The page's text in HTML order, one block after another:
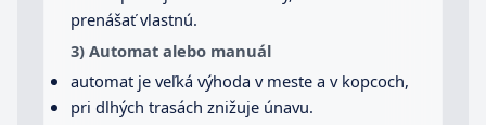
prenášať vlastnú.
3) Automat alebo manuál
automat je veľká výhoda v meste a v kopcoch,
pri dlhých trasách znižuje únavu.